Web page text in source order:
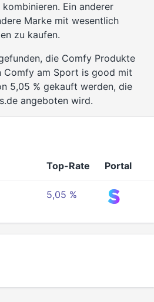
Ein anderer
Marke mit wesentlich
zu kaufen.
die Comfy Produkte
Comfy am Sport is good mit
5,05 % gekauft werden, die
angeboten wird.
Top-Rate Portal
5,05 %